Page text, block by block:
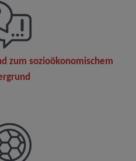
zum sozioökonomischem